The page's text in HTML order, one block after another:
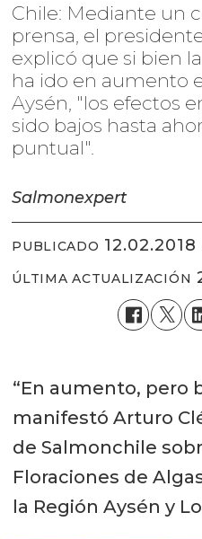
Chile: Mediante un
prensa, el
explicó que si bien
ha ido en aumento
Aysén, "los efectos
sido bajos hasta
puntual".
Salmonexpert
PUBLICADO
ÚLTIMA ACTUALIZACIÓN
“En aumento, pero
manifestó Arturo
de Salmonchile
Floraciones de
la Región Aysén y